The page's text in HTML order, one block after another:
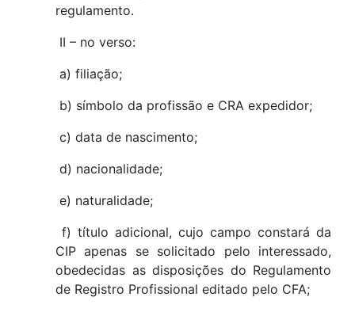
regulamento.
II – no verso:
a) filiação;
b) símbolo da profissão e CRA expedidor;
c) data de nascimento;
d) nacionalidade;
e) naturalidade;
f) título adicional, cujo campo constará da
CIP apenas se solicitado pelo interessado,
obedecidas as disposições do Regulamento
de Registro Profissional editado pelo CFA;